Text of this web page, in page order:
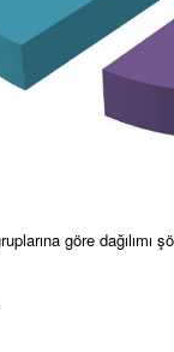
göre dağılımı